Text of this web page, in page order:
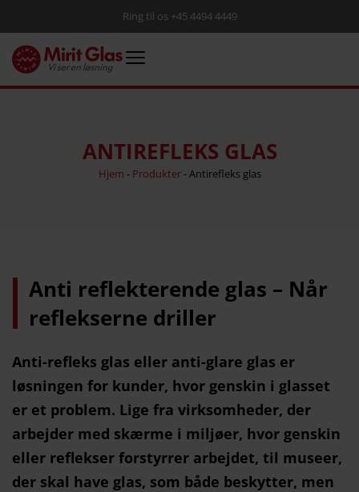
Ring til os +45 4494 4449
ANTIREFLEKS GLAS
Hjem - Produkter-Antirefleks glas
Anti reflekterende glas – Når
reflekserne driller
Anti-refleks glas eller anti-glare glas er
løsningen for kunder, hvor genskin i glasset
er et problem. Lige fra virksomheder, der
arbejder med skærme i miljøer, hvor genskin
eller reflekser forstyrrer arbejdet, til museer,
der skal have glas, som både beskytter, men